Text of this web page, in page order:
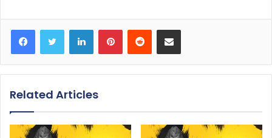
Related Articles